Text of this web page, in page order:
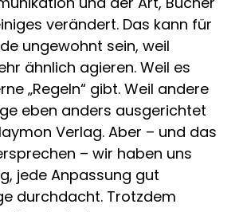
verändert. Das kann für
ungewohnt sein, weil
ähnlich agieren. Weil es
„Regeln“ gibt. Weil andere
eben anders ausgerichtet
Verlag. Aber – und das
– wir haben uns
jede Anpassung gut
durchdacht. Trotzdem